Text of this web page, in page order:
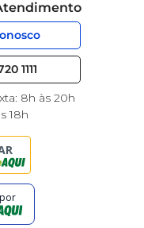
1111
8h às 20h
18h